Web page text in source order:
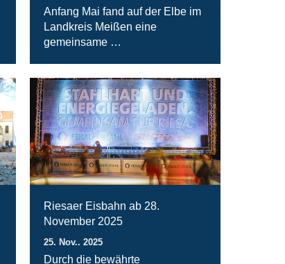
Anfang Mai fand auf der Elbe im
Landkreis Meißen eine
gemeinsame …
Riesaer Eisbahn ab 28.
November 2025
25. Nov.. 2025
Durch die bewährte